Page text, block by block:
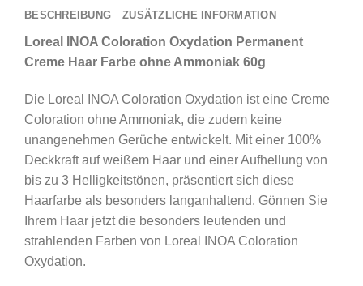
BESCHREIBUNG ZUSÄTZLICHE INFORMATION
Loreal INOA Coloration Oxydation Permanent
Creme Haar Farbe ohne Ammoniak 60g
Die Loreal INOA Coloration Oxydation ist eine Creme
Coloration ohne Ammoniak, die zudem keine
unangenehmen Gerüche entwickelt. Mit einer 100%
Deckkraft auf weißem Haar und einer Aufhellung von
bis zu 3 Helligkeitstönen, präsentiert sich diese
Haarfarbe als besonders langanhaltend. Gönnen Sie
Ihrem Haar jetzt die besonders leutenden und
strahlenden Farben von Loreal INOA Coloration
Oxydation.